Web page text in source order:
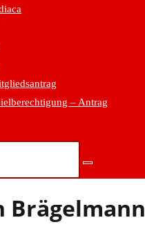
– Antrag
Brägelmann